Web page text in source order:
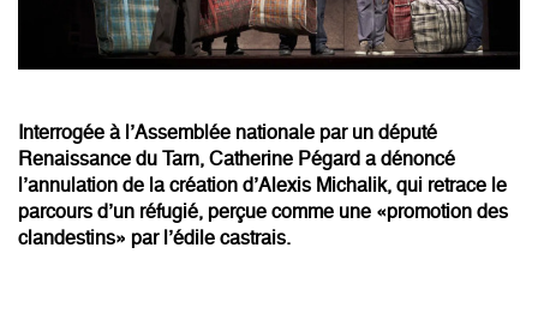
Interrogée à l’Assemblée nationale par un député
Renaissance du Tarn, Catherine Pégard a dénoncé
l’annulation de la création d’Alexis Michalik, qui retrace le
parcours d’un réfugié, perçue comme une «promotion des
clandestins» par l’édile castrais.